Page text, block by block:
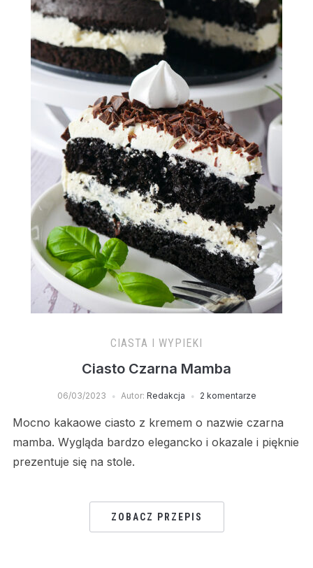
CIASTA I WYPIEKI
Ciasto Czarna Mamba
06/03/2023 Autor: Redakcja 2 komentarze
Mocno kakaowe ciasto z kremem o nazwie czarna
mamba. Wygląda bardzo elegancko i okazale i pięknie
prezentuje się na stole.
ZOBACZ PRZEPIS